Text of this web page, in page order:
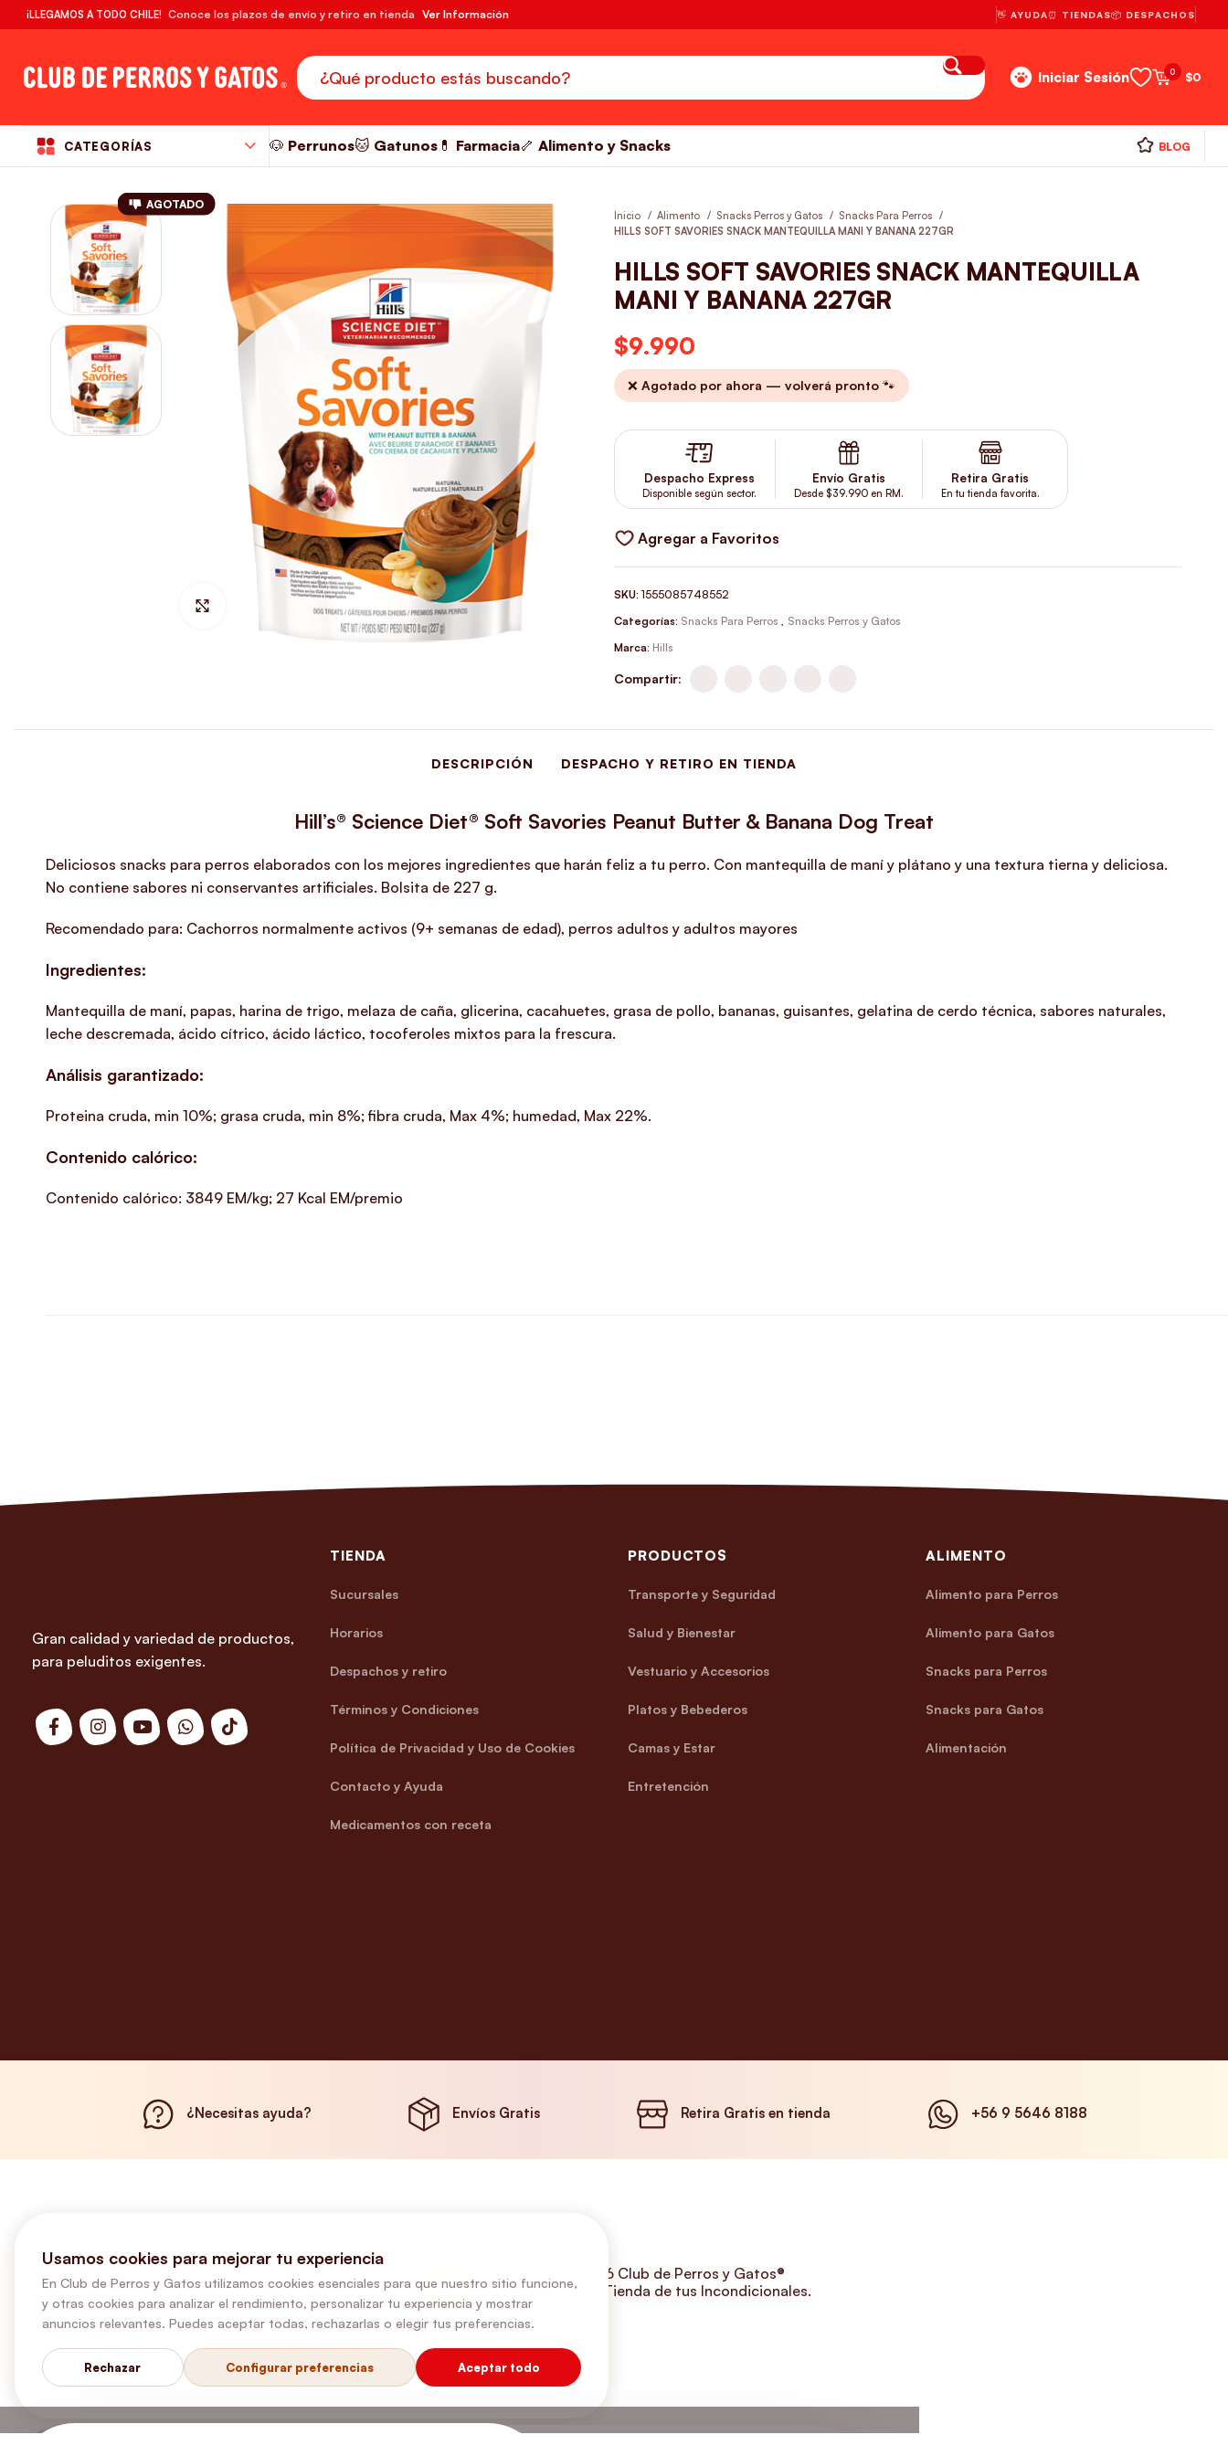
¡LLEGAMOS A TODO CHILE! Conoce los plazos de envío y retiro en tienda Ver Información 👋 AYUDA⏰ TIENDAS📦 DESPACHOS
Iniciar Sesión 0 $0
CATEGORÍAS 🐶 Perrunos🐱 Gatunos 💊 Farmacia🦴 Alimento y Snacks BLOG
AGOTADO
Inicio Alimento Snacks Perros y Gatos
Snacks Para Perros
HILLS SOFT SAVORIES SNACK MANTEQUILLA MANI Y BANANA 227GR
HILLS SOFT SAVORIES SNACK MANTEQUILLA
MANI Y BANANA 227GR
$9.990
❌ Agotado por ahora — volverá pronto 🐾
Despacho Express
Disponible según sector.
Envío Gratis
Desde $39.990 en RM.
Retira Gratis
En tu tienda favorita.
Agregar a Favoritos
SKU: 1555085748552
Categorías: Snacks Para Perros , Snacks Perros y Gatos
Marca: Hills
Compartir:
DESCRIPCIÓN DESPACHO Y RETIRO EN TIENDA
Hill’s® Science Diet® Soft Savories Peanut Butter & Banana Dog Treat
Deliciosos snacks para perros elaborados con los mejores ingredientes que harán feliz a tu perro. Con mantequilla de maní y plátano y una textura tierna y deliciosa.
No contiene sabores ni conservantes artificiales. Bolsita de 227 g.
Recomendado para: Cachorros normalmente activos (9+ semanas de edad), perros adultos y adultos mayores
Ingredientes:
Mantequilla de maní, papas, harina de trigo, melaza de caña, glicerina, cacahuetes, grasa de pollo, bananas, guisantes, gelatina de cerdo técnica, sabores naturales,
leche descremada, ácido cítrico, ácido láctico, tocoferoles mixtos para la frescura.
Análisis garantizado:
Proteina cruda, min 10%; grasa cruda, min 8%; fibra cruda, Max 4%; humedad, Max 22%.
Contenido calórico:
Contenido calórico: 3849 EM/kg; 27 Kcal EM/premio
Gran calidad y variedad de productos,
para peluditos exigentes.
TIENDA
Sucursales
Horarios
Despachos y retiro
Términos y Condiciones
Política de Privacidad y Uso de Cookies
Contacto y Ayuda
Medicamentos con receta
PRODUCTOS
Transporte y Seguridad
Salud y Bienestar
Vestuario y Accesorios
Platos y Bebederos
Camas y Estar
Entretención
ALIMENTO
Alimento para Perros
Alimento para Gatos
Snacks para Perros
Snacks para Gatos
Alimentación
¿Necesitas ayuda? Envíos Gratis Retira Gratis en tienda +56 9 5646 8188
©2026 Club de Perros y Gatos®
Somos la Tienda de tus Incondicionales.
Usamos cookies para mejorar tu experiencia
En Club de Perros y Gatos utilizamos cookies esenciales para que nuestro sitio funcione,
y otras cookies para analizar el rendimiento, personalizar tu experiencia y mostrar
anuncios relevantes. Puedes aceptar todas, rechazarlas o elegir tus preferencias.
Rechazar Configurar preferencias Aceptar todo
RM